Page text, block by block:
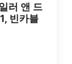
러 앤 드
빈카블